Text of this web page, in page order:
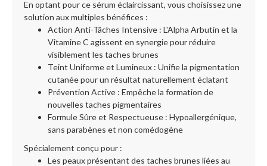
En optant pour ce sérum éclaircissant, vous choisissez une
solution aux multiples bénéfices :
Action Anti-Tâches Intensive : L'Alpha Arbutin et la
Vitamine C agissent en synergie pour réduire
visiblement les taches brunes
Teint Uniforme et Lumineux : Unifie la pigmentation
cutanée pour un résultat naturellement éclatant
Prévention Active : Empêche la formation de
nouvelles taches pigmentaires
Formule Sûre et Respectueuse : Hypoallergénique,
sans parabènes et non comédogène
Spécialement conçu pour :
Les peaux présentant des taches brunes liées au